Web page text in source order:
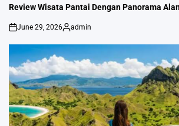
IN
Review Wisata Pantai Dengan Panorama
on
June 29, 2026
Posted
admin